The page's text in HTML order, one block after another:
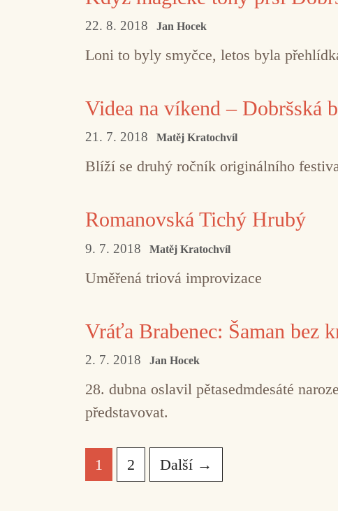
22. 8. 2018 Jan Hocek
Loni to byly smyčce, letos byla
Videa na víkend – Dobršská
21. 7. 2018 Matěj Kratochvíl
Blíží se druhý ročník originálního
Romanovská Tichý Hrubý
9. 7. 2018 Matěj Kratochvíl
Uměřená triová improvizace
Vráťa Brabenec: Šaman bez
2. 7. 2018 Jan Hocek
28. dubna oslavil pětasedmdesáté
představovat.
Stránka
1 Stránka
2 Další →